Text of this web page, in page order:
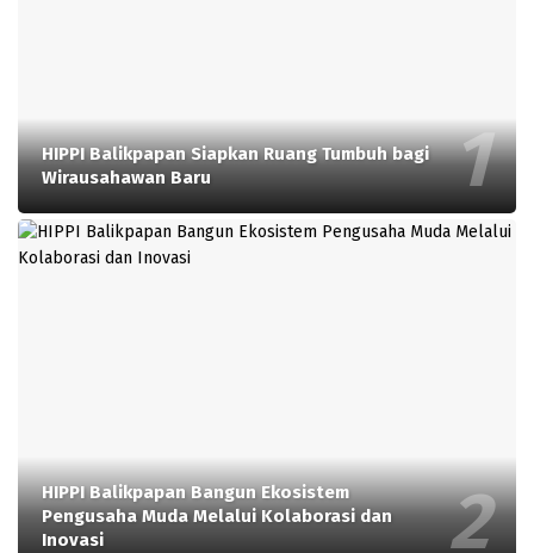
HIPPI Balikpapan Siapkan Ruang Tumbuh bagi
Wirausahawan Baru
HIPPI Balikpapan Bangun Ekosistem
Pengusaha Muda Melalui Kolaborasi dan
Inovasi